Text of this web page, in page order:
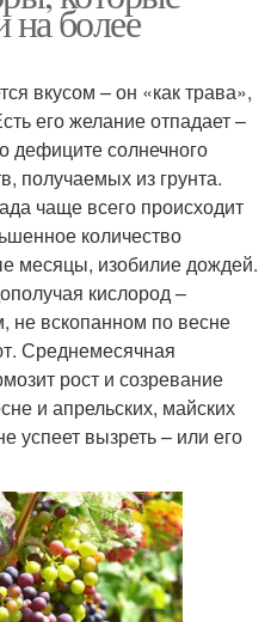
на более
вкусом – он «как трава»,
его желание отпадает –
дефиците солнечного
получаемых из грунта.
чаще всего происходит
количество
месяцы, изобилие дождей.
кислород –
не вскопанном по весне
Среднемесячная
рост и созревание
и апрельских, майских
успеет вызреть – или его